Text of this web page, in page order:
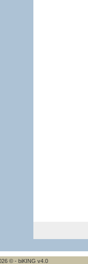
© - biKING v4.0